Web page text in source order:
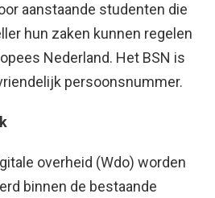
aanstaande studenten die
hun zaken kunnen regelen
Nederland. Het BSN is
persoonsnummer.
overheid (Wdo) worden
binnen de bestaande